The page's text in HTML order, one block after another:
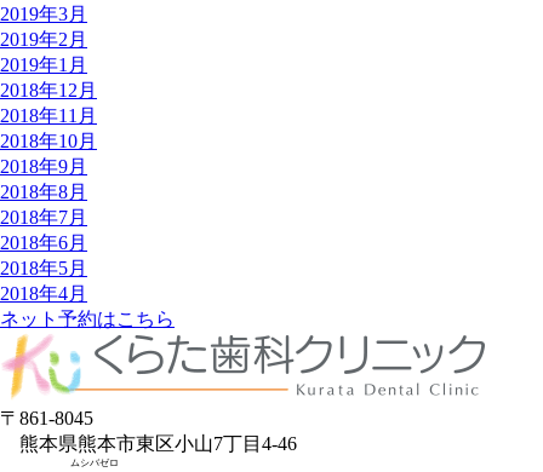
2019年3月
2019年2月
2019年1月
2018年12月
2018年11月
2018年10月
2018年9月
2018年8月
2018年7月
2018年6月
2018年5月
2018年4月
ネット予約はこちら
〒861-8045
熊本県熊本市東区小山7丁目4-46
ムシバゼロ